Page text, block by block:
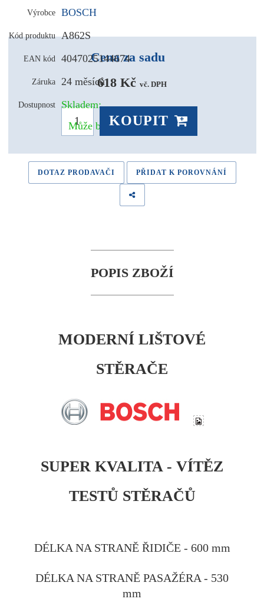
Výrobce BOSCH
Kód produktu A862S
EAN kód 4047025144674
Záruka 24 měsíců
Dostupnost
Skladem:
Může být u Vás už zítra
Cena za sadu
618 Kč vč. DPH
KOUPIT
DOTAZ PRODAVAČI PŘIDAT K POROVNÁNÍ
POPIS ZBOŽÍ
MODERNÍ LIŠTOVÉ
STĚRAČE
SUPER KVALITA - VÍTĚZ
TESTŮ STĚRAČŮ
DÉLKA NA STRANĚ ŘIDIČE - 600 mm
DÉLKA NA STRANĚ PASAŽÉRA - 530
mm